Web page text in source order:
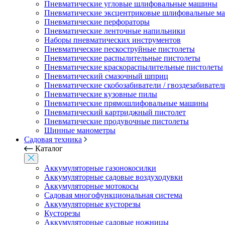
Пневматические угловые шлифовальные машины
Пневматические эксцентриковые шлифовальные
Пневматические перфораторы
Пневматические ленточные напильники
Наборы пневматических инструментов
Пневматические пескоструйные пистолеты
Пневматические распылительные пистолеты
Пневматические краскораспылительные пистолеты
Пневматический смазочный шприц
Пневматические скобозабиватели /
Пневматические кузовные пилы
Пневматические прямошлифовальные машины
Пневматический картриджный пистолет
Пневматические продувочные пистолеты
Шинные манометры
Садовая техника
Каталог
Аккумуляторные газонокосилки
Аккумуляторные садовые воздуходувки
Аккумуляторные мотокосы
Садовая многофункциональная система
Аккумуляторные кусторезы
Кусторезы
Аккумуляторные садовые ножницы